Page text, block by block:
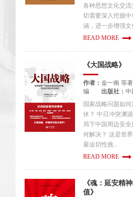
各种思想文化交
切需要深入挖掘
涵，进一步增强文
READ MORE
《大国战略》
作者： 金一南 等
编 出版社： 中
国家战略问题如
休？ 中日冲突渊
局下中国周边安
何解决？ 这是世
最迫切性挑...
READ MORE
《魂：延安精
值》